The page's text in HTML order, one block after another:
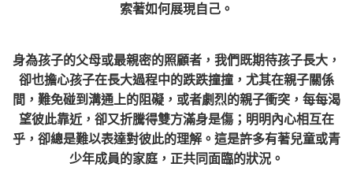
索著如何展現自己。
身為孩子的父母或最親密的照顧者，我們既期待孩子長大，
卻也擔心孩子在長大過程中的跌跌撞撞，尤其在親子關係
間，難免碰到溝通上的阻礙，或者劇烈的親子衝突，每每渴
望彼此靠近，卻又折騰得雙方滿身是傷；明明內心相互在
乎，卻總是難以表達對彼此的理解。這是許多有著兒童或青
少年成員的家庭，正共同面臨的狀況。